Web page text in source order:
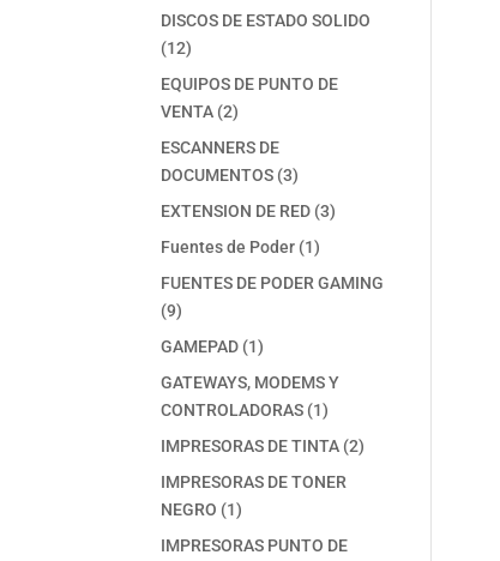
productos
DISCOS DE ESTADO SOLIDO
1212
productos
EQUIPOS DE PUNTO DE
VENTA 22
productos
ESCANNERS DE
DOCUMENTOS 33
productos
EXTENSION DE RED 33
Fuentes de Poder 11
producto
FUENTES DE PODER GAMING
99
productos
GAMEPAD 11
producto
GATEWAYS, MODEMS Y
CONTROLADORAS 11
producto
IMPRESORAS DE TINTA 22
IMPRESORAS DE TONER
NEGRO
11
producto
IMPRESORAS PUNTO DE